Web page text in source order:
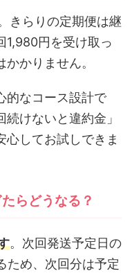
きらりの定期便は継
1,980円を受け取っ
かりません。
的なコース設計で
けないと違約金」
心してお試しできま
らどうなる？
。次回発送予定日の
ため、次回分は予定